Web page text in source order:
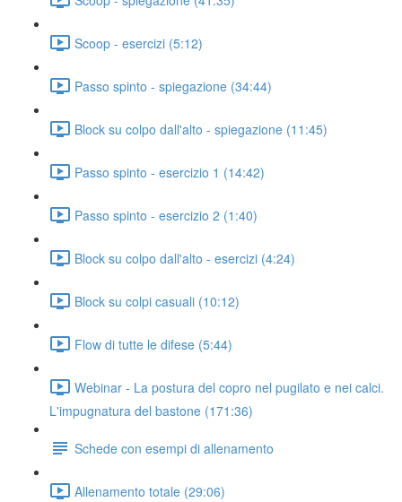
Scoop - esercizi (5:12)
Passo spinto - spiegazione (34:44)
Block su colpo dall'alto - spiegazione (11:45)
Passo spinto - esercizio 1 (14:42)
Passo spinto - esercizio 2 (1:40)
Block su colpo dall'alto - esercizi (4:24)
Block su colpi casuali (10:12)
Flow di tutte le difese (5:44)
Webinar - La postura del copro nel pugilato e nei calci.
L'impugnatura del bastone (171:36)
Schede con esempi di allenamento
Allenamento totale (29:06)